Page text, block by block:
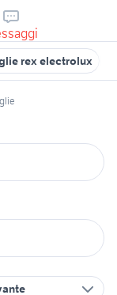
rex electrolux